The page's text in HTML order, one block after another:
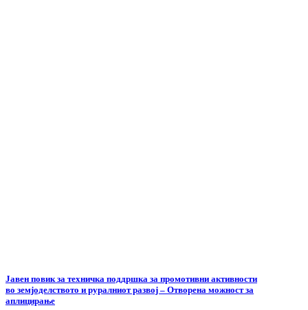
Јавен повик за техничка поддршка за промотивни активности
во земјоделството и руралниот развој – Отворена можност за
аплицирање